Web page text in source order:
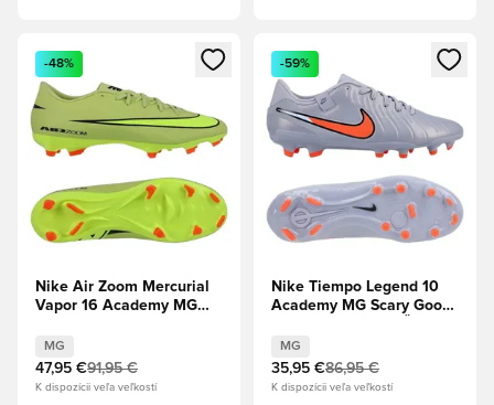
Otvorí modál na prihlásenie alebo registráciu ako člen
-48%
Nike Air Zoom Mercurial
Vapor 16 Academy MG
Limelight/Volt/Hyper
Crimson
MG
47,95 €91,95 €
K dispozícii veľa veľkostí
Otvorí modál na prihlásenie
-59%
Nike Tiempo Legend 10
Academy MG Scary Good
MG
35,95 €86,95 €
K dispozícii veľa veľkostí